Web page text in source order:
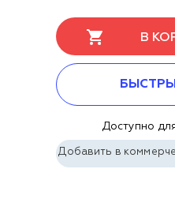
В
Доступно
Добавить в